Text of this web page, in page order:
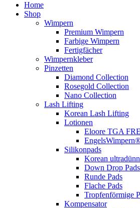
Home
Shop
Wimpern
Premium Wimpern
Farbige Wimpern
Fertigfächer
Wimpernkleber
Pinzetten
Diamond Collection
Rosegold Collection
Nano Collection
Lash Lifting
Korean Lash Lifting
Lotionen
Eloore TGA
Silikonpads
Korean
Down Drop Pads
Runde Pads
Flache Pads
Tropfenförmige
Kompensator